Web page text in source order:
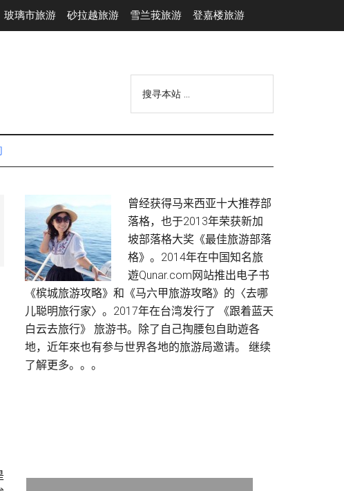
玻璃市旅游 砂拉越旅游 雪兰莪旅游 登嘉楼旅游
站
Primary
Sidebar
曾经获得马来西亚十大推荐部
落格，也于2013年荣获新加
坡部落格大奖《最佳旅游部落
格》。2014年在中国知名旅
遊Qunar.com网站推出电子书
《槟城旅游攻略》和《马六甲旅游攻略》的〈去哪
儿聪明旅行家〉。2017年在台湾发行了 《跟着蓝天
白云去旅行》 旅游书。除了自己掏腰包自助遊各
地，近年來也有参与世界各地的旅游局邀请。 继续
了解更多。。。